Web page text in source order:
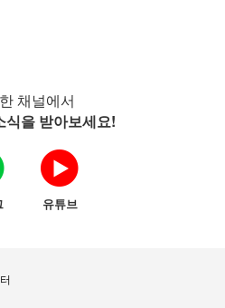
채널에서
식을 받아보세요!
유튜브